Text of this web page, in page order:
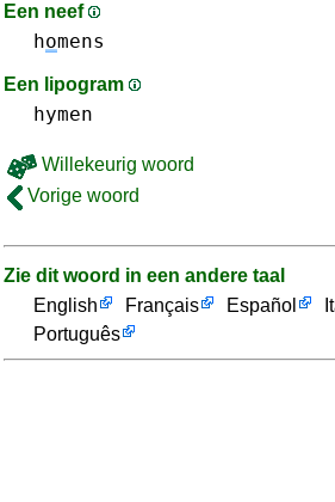
Een neef
homens
Een lipogram
hymen
Willekeurig woord
Vorige woord
Zie dit woord in een andere taal
English
Français Español
Português